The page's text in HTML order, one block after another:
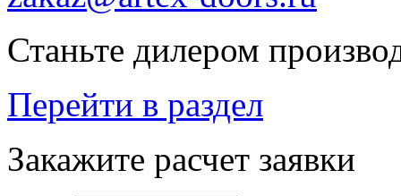
Станьте дилером
Перейти в раздел
Закажите расчет заявки